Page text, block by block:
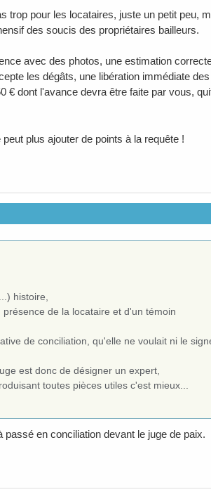
trop pour les locataires, juste un petit peu,
des soucis des propriétaires bailleurs.
avec des photos, une estimation
les dégâts, une libération immédiate
€ dont l'avance devra être faite par vous,
plus ajouter de points à la requête !
histoire,
de la locataire et d'un témoin
de conciliation, qu'elle ne voulait ni le
est donc de désigner un expert,
toutes pièces utiles c'est mieux...
en conciliation devant le juge de paix.